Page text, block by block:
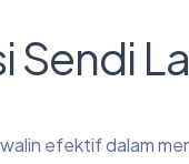
Sendi
efektif dalam